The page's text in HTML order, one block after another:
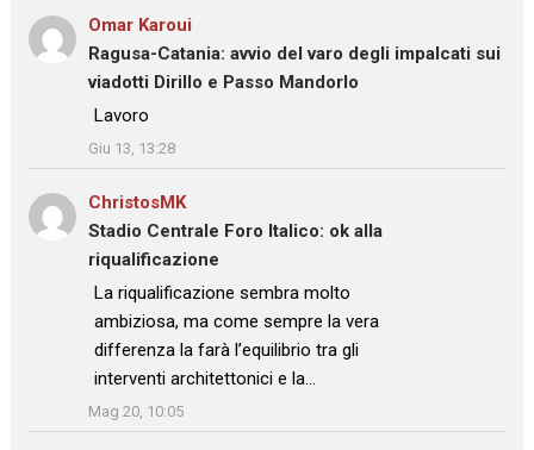
Omar Karoui
Ragusa-Catania: avvio del varo degli impalcati sui
viadotti Dirillo e Passo Mandorlo
: “Lavoro
”
Giu 13, 13:28
ChristosMKsu
Stadio Centrale Foro Italico: ok alla
riqualificazione
: “La riqualificazione sembra molto
ambiziosa, ma come sempre la vera
differenza la farà l’equilibrio tra gli
interventi architettonici e la…
”
Mag 20, 10:05